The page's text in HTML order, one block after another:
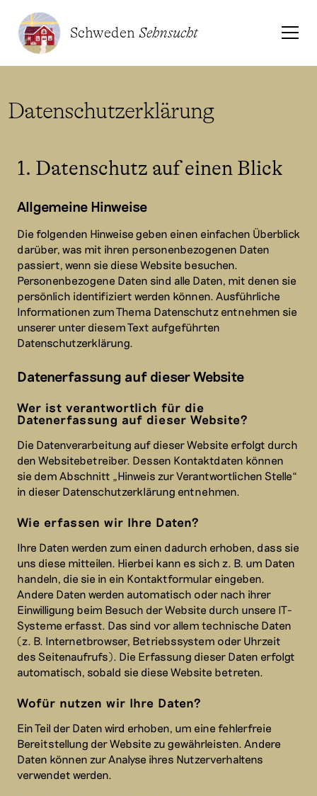
SchwedenSehnsucht
Datenschutzerklärung
1. Datenschutz auf einen Blick
Allgemeine Hinweise
Die folgenden Hinweise geben einen einfachen Überblick
darüber, was mit ihren personenbezogenen Daten
passiert, wenn sie diese Website besuchen.
Personenbezogene Daten sind alle Daten, mit denen sie
persönlich identifiziert werden können. Ausführliche
Informationen zum Thema Datenschutz entnehmen sie
unserer unter diesem Text aufgeführten
Datenschutzerklärung.
Datenerfassung auf dieser Website
Wer ist verantwortlich für die
Datenerfassung auf dieser Website?
Die Datenverarbeitung auf dieser Website erfolgt durch
den Websitebetreiber. Dessen Kontaktdaten können
sie dem Abschnitt „Hinweis zur Verantwortlichen Stelle“
in dieser Datenschutzerklärung entnehmen.
Wie erfassen wir Ihre Daten?
Ihre Daten werden zum einen dadurch erhoben, dass sie
uns diese mitteilen. Hierbei kann es sich z. B. um Daten
handeln, die sie in ein Kontaktformular eingeben.
Andere Daten werden automatisch oder nach ihrer
Einwilligung beim Besuch der Website durch unsere IT-
Systeme erfasst. Das sind vor allem technische Daten
(z. B. Internetbrowser, Betriebssystem oder Uhrzeit
des Seitenaufrufs). Die Erfassung dieser Daten erfolgt
automatisch, sobald sie diese Website betreten.
Wofür nutzen wir Ihre Daten?
Ein Teil der Daten wird erhoben, um eine fehlerfreie
Bereitstellung der Website zu gewährleisten. Andere
Daten können zur Analyse ihres Nutzerverhaltens
verwendet werden.